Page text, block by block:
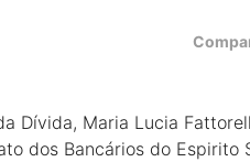
Dívida, Maria Lucia
dos Bancários do Espirito